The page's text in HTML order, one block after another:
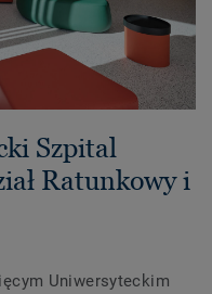
Szpital
Ratunkowy i
Uniwersyteckim